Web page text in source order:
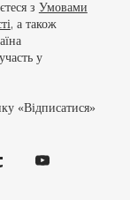
з Умовами
, а також
у
«Відписатися»